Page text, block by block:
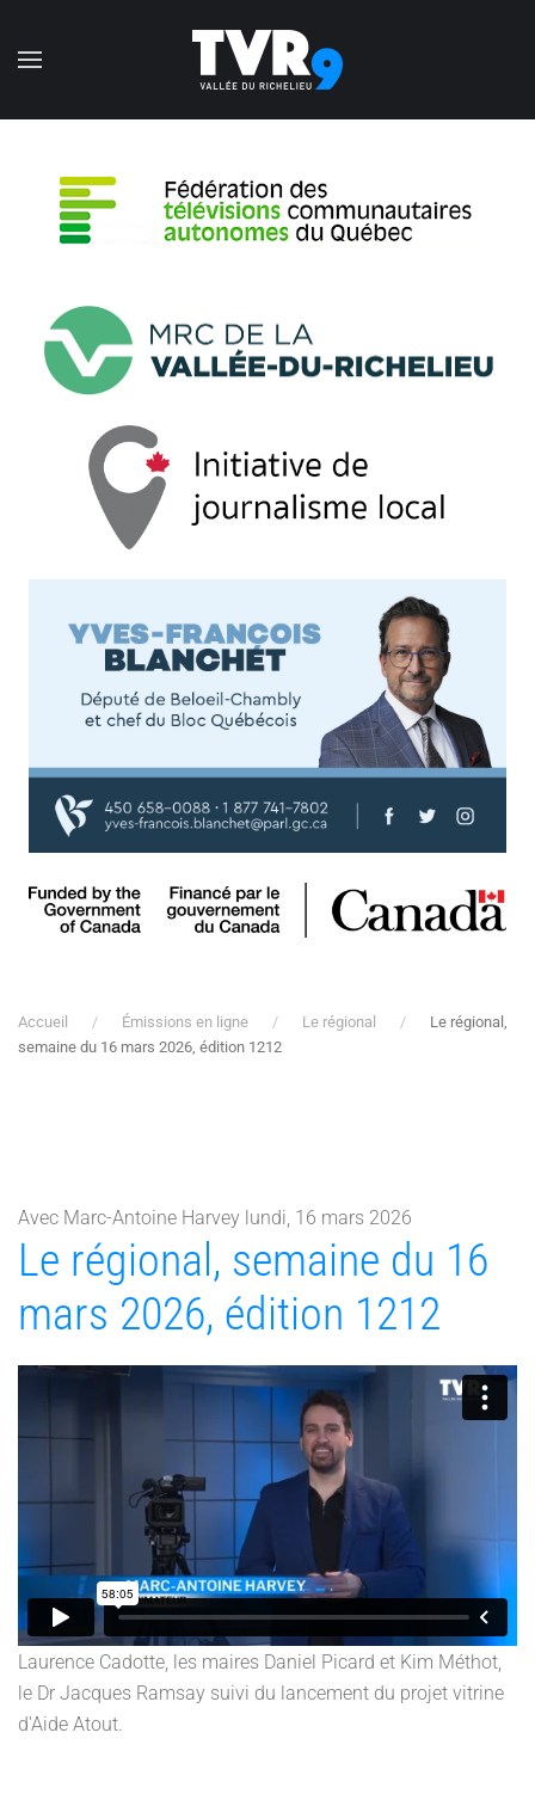
Accéder au contenu principal
Accueil Émissions en ligne Le régional
Le régional,
semaine du 16 mars 2026, édition 1212
Avec Marc-Antoine Harvey lundi, 16 mars 2026
Le régional, semaine du 16
mars 2026, édition 1212
Laurence Cadotte, les maires Daniel Picard et Kim Méthot,
le Dr Jacques Ramsay suivi du lancement du projet vitrine
d'Aide Atout.